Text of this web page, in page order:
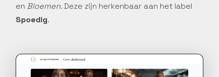
en Bloemen. Deze zijn herkenbaar aan het label
Spoedig.